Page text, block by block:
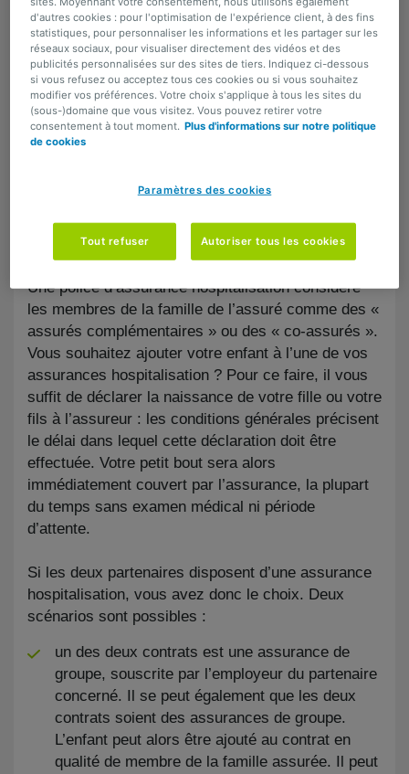
​Vous vous apprêtez à découvrir les joies de la
maternité et de la paternité ? Et votre
partenaire et vous-même disposez chacun
d’une assurance hospitalisation ? Bonne
nouvelle : votre assurance soins de santé – ou
Déclarez la naissance à votre
assureur
Une police d’assurance hospitalisation considère
les membres de la famille de l’assuré comme des «
assurés complémentaires » ou des « co-assurés ».
Vous souhaitez ajouter votre enfant à l’une de vos
assurances hospitalisation ? Pour ce faire, il vous
suffit de déclarer la naissance de votre fille ou votre
fils à l’assureur : les conditions générales précisent
le délai dans lequel cette déclaration doit être
effectuée. Votre petit bout sera alors
immédiatement couvert par l’assurance, la plupart
du temps sans examen médical ni période
d’attente.
Si les deux partenaires disposent d’une assurance
hospitalisation, vous avez donc le choix. Deux
scénarios sont possibles :
un des deux contrats est une assurance de
groupe, souscrite par l’employeur du partenaire
concerné. Il se peut également que les deux
contrats soient des assurances de groupe.
L’enfant peut alors être ajouté au contrat en
qualité de membre de la famille assurée. Il peut
d'autres cookies : pour l'optimisation de l'expérience client, à des fins
statistiques, pour personnaliser les informations et les partager sur les
réseaux sociaux, pour visualiser directement des vidéos et des
publicités personnalisées sur des sites de tiers. Indiquez ci-dessous
si vous refusez ou acceptez tous ces cookies ou si vous souhaitez
modifier vos préférences. Votre choix s'applique à tous les sites du
(sous-)domaine que vous visitez. Vous pouvez retirer votre
consentement à tout moment. Plus d'informations sur notre politique
de cookies
Paramètres des cookies
Tout refuser Autoriser tous les cookies